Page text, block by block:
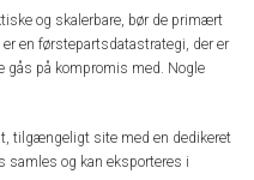
og skalerbare, bør de primært
en førstepartsdatastrategi, der er
gås på kompromis med. Nogle
tilgængeligt site med en dedikeret
samles og kan eksporteres i